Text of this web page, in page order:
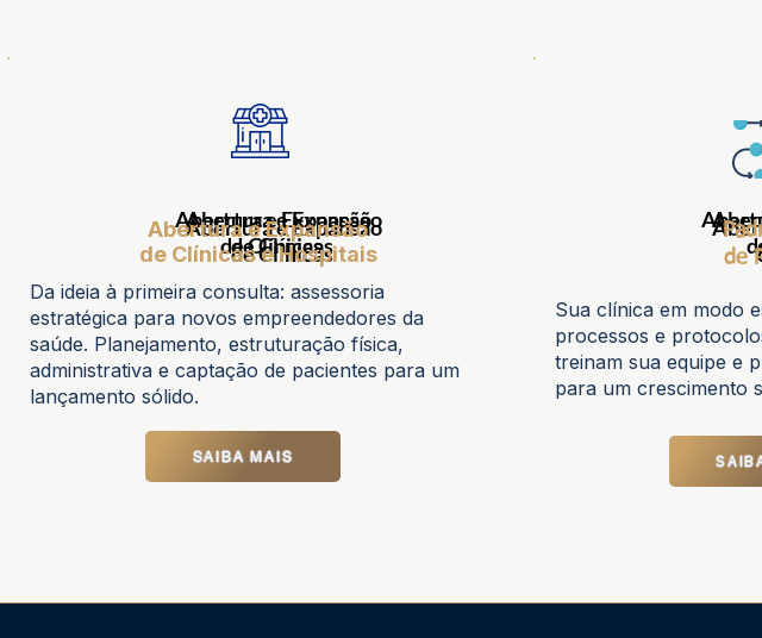
Abertura e Expansão
de Clínicas
Abertura e Expansão
de Clínicas
Abertura e Expansão
de Clínicas
Abertura e Expansão
de Clínicas e Hospitais
Da ideia à primeira consulta: assessoria
estratégica para novos empreendedores da
saúde. Planejamento, estruturação física,
administrativa e captação de pacientes para um
lançamento sólido.
SAIBA MAIS
de
Sua clínica em modo
processos e
treinam sua equipe e
para um crescimento